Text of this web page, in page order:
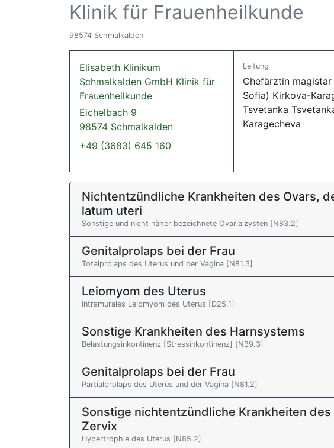
Klinik für Frauenheilkunde
98574 Schmalkalden
Elisabeth Klinikum
Schmalkalden GmbH Klinik für
Frauenheilkunde
Eichelbach 9
98574 Schmalkalden
+49 (3683) 645 160
Leitung
Chefärztin magistar
Sofia) Kirkova-
Tsvetanka
Karagecheva
Nichtentzündliche Krankheiten des Ovars,
latum uteri
Sonstige und nicht näher bezeichnete Ovarialzysten [N83.2]
Genitalprolaps bei der Frau
Totalprolaps des Uterus und der Vagina [N81.3]
Leiomyom des Uterus
Intramurales Leiomyom des Uterus [D25.1]
Sonstige Krankheiten des Harnsystems
Belastungsinkontinenz [Stressinkontinenz] [N39.3]
Genitalprolaps bei der Frau
Partialprolaps des Uterus und der Vagina [N81.2]
Sonstige nichtentzündliche Krankheiten
Zervix
Hypertrophie des Uterus [N85.2]